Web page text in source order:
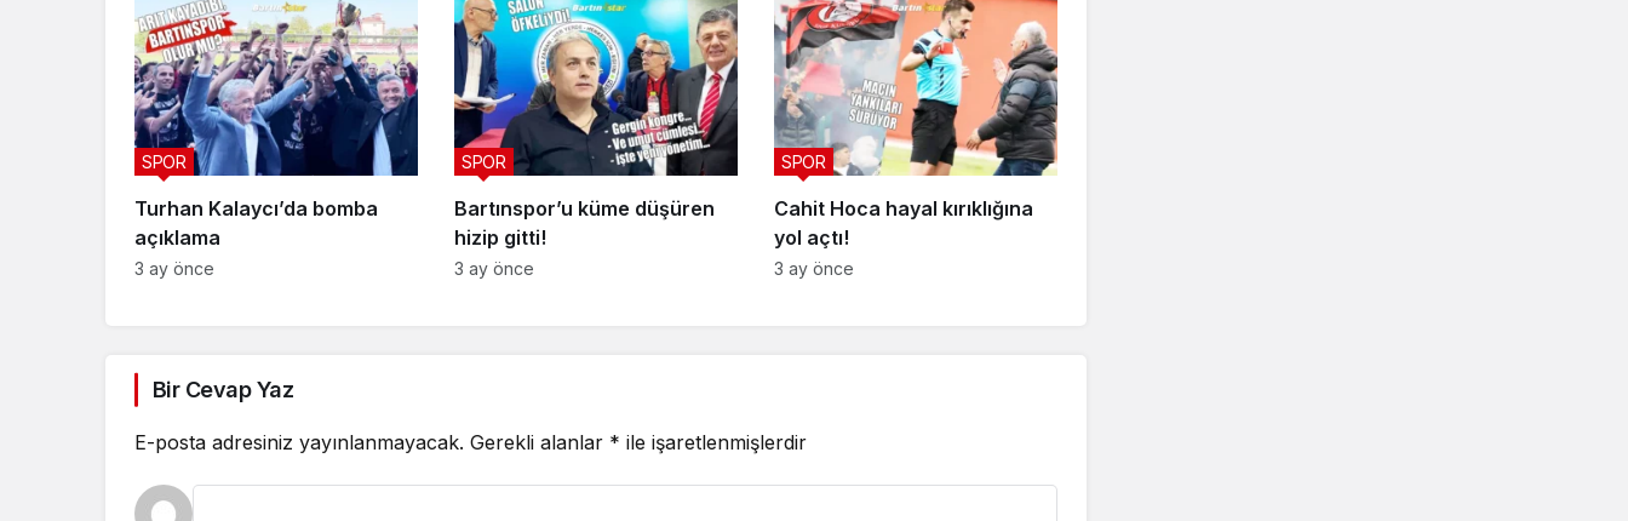
Turhan Kalaycı’da bomba
açıklama
SPOR
3 ay önce
Bartınspor’u küme düşüren
hizip gitti!
SPOR
3 ay önce
Cahit Hoca hayal kırıklığına
yol açtı!
SPOR
3 ay önce
Bir Cevap Yaz
E-posta adresiniz yayınlanmayacak. Gerekli alanlar * ile işaretlenmişlerdir